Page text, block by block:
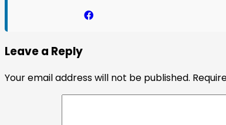
Leave a Reply
Your email address will not be published.